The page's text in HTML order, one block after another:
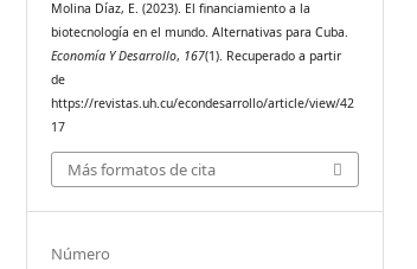
Molina Díaz, E. (2023). El financiamiento a la
biotecnología en el mundo. Alternativas para Cuba.
Economía Y Desarrollo, 167(1). Recuperado a partir
de
https://revistas.uh.cu/econdesarrollo/article/view/42
17
Más formatos de cita
Número